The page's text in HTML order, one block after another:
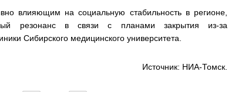
влияющим на социальную стабильность в регионе,
резонанс в связи с планами закрытия из-за
Сибирского медицинского университета.
Источник: НИА-Томск.